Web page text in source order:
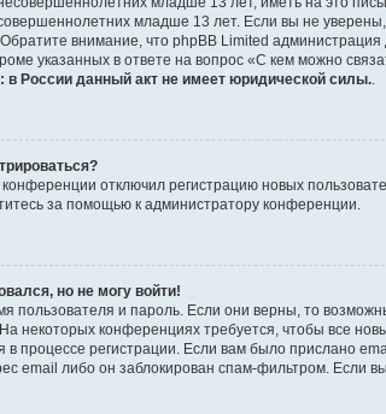
младше 13 лет. Если вы не
внимание, что phpBB Limited
указанных в ответе на вопрос «С кем можно
в России данный акт не имеет юридической силы.
отключил регистрацию новых
за помощью к администратору конференции.
но не могу войти!
пользователя и пароль. Если они верны, то
некоторых конференциях требуется, чтобы все
процессе регистрации. Если вам было прислано
email либо он заблокирован спам-фильтром. Если